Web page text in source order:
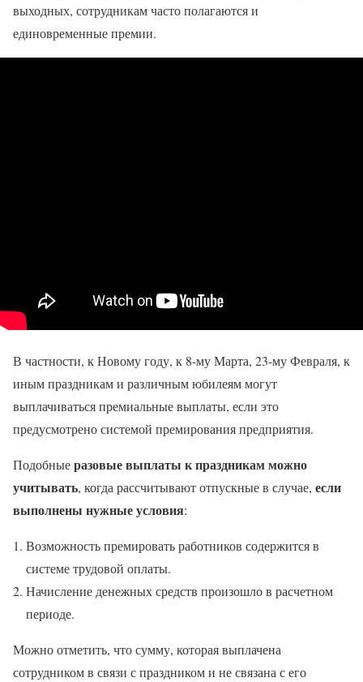
выходных, сотрудникам часто полагаются и
единовременные премии.
В частности, к Новому году, к 8-му Марта, 23-му Февраля, к
иным праздникам и различным юбилеям могут
выплачиваться премиальные выплаты, если это
предусмотрено системой премирования предприятия.
Подобныеразовые выплаты к праздникам можно
учитывать, когда рассчитывают отпускные в случае, если
выполнены нужные условия:
Возможность премировать работников содержится в
системе трудовой оплаты.
Начисление денежных средств произошло в расчетном
периоде.
Можно отметить, что сумму, которая выплачена
сотрудником в связи с праздником и не связана с его